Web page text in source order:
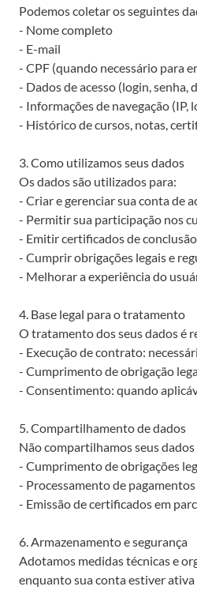
Podemos coletar os seguintes
- Nome completo
- E-mail
- CPF (quando necessário para
- Dados de acesso (login, senha,
- Informações de navegação
- Histórico de cursos, notas,
3. Como utilizamos seus dados
Os dados são utilizados para:
- Criar e gerenciar sua conta de
- Permitir sua participação nos
- Emitir certificados de conclusão
- Cumprir obrigações legais e
- Melhorar a experiência do
4. Base legal para o tratamento
O tratamento dos seus dados é
- Execução de contrato:
- Cumprimento de obrigação
- Consentimento: quando
5. Compartilhamento de dados
Não compartilhamos seus
- Cumprimento de obrigações
- Processamento de
- Emissão de certificados em
6. Armazenamento e segurança
Adotamos medidas técnicas e
enquanto sua conta estiver